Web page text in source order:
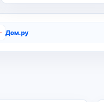
Дом.ру